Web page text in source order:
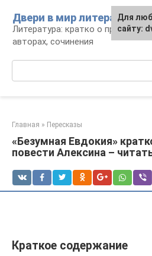
контенту
Двери в мир литературы
Литература: кратко о
авторах, сочинения
Главная » Пересказы
«Безумная Евдокия»
повести Алексина –
Краткое содержание
Для
сайту: